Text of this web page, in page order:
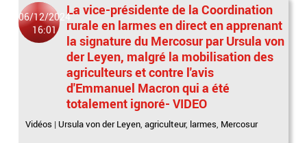
06/12/2024
16:01
La vice-présidente de la Coordination
rurale en larmes en direct en apprenant
la signature du Mercosur par Ursula von
der Leyen, malgré la mobilisation des
agriculteurs et contre l'avis
d'Emmanuel Macron qui a été
totalement ignoré- VIDEO
Vidéos | Ursula von der Leyen ,agriculteur, larmes Mercosur